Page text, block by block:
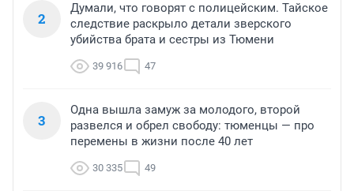
2
Думали, что говорят с полицейским. Тайское
следствие раскрыло детали зверского
убийства брата и сестры из Тюмени
39 916 47
3
Одна вышла замуж за молодого, второй
развелся и обрел свободу: тюменцы — про
перемены в жизни после 40 лет
30 335 49